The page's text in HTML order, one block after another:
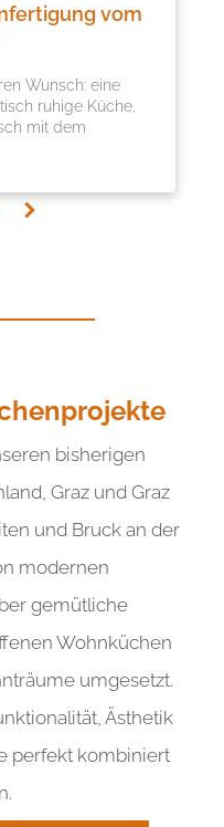
vom
Wunsch: eine
ruhige Küche,
mit dem
bisherigen
Graz und Graz
und Bruck an der
modernen
gemütliche
Wohnküchen
umgesetzt.
Ästhetik
perfekt kombiniert